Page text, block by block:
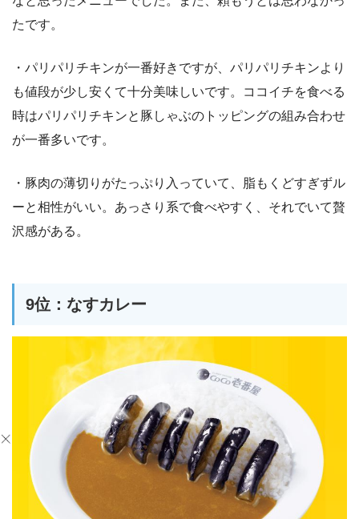
たです。
・パリパリチキンが一番好きですが、パリパリチキンより
も値段が少し安くて十分美味しいです。ココイチを食べる
時はパリパリチキンと豚しゃぶのトッピングの組み合わせ
が一番多いです。
・豚肉の薄切りがたっぷり入っていて、脂もくどすぎずル
ーと相性がいい。あっさり系で食べやすく、それでいて贅
沢感がある。
9位：なすカレー